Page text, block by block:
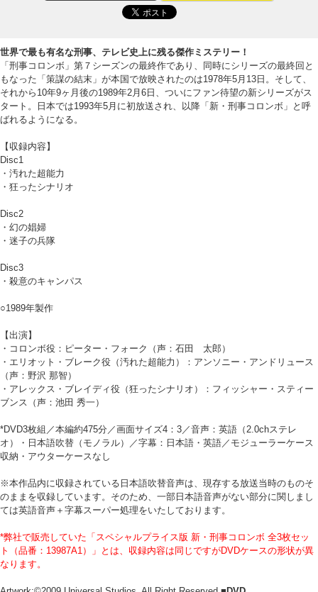
世界で最も有名な刑事、テレビ史上に残る傑作ミステリー！
「刑事コロンボ」第７シーズンの最終作であり、同時にシリーズの最終回と
もなった「策謀の結末」が本国で放映されたのは1978年5月13日。そして、
それから10年9ヶ月後の1989年2月6日、ついにファン待望の新シリーズがス
タート。日本では1993年5月に初放送され、以降「新・刑事コロンボ」と呼
ばれるようになる。
【収録内容】
Disc1
・汚れた超能力
・狂ったシナリオ
Disc2
・幻の娼婦
・迷子の兵隊
Disc3
・殺意のキャンパス
○1989年製作
【出演】
・コロンボ役：ピーター・フォーク（声：石田 太郎）
・エリオット・ブレーク役（汚れた超能力）：アンソニー・アンドリュース
（声：野沢 那智）
・アレックス・ブレイディ役（狂ったシナリオ）：フィッシャー・スティー
ブンス（声：池田 秀一）
*DVD3枚組／本編約475分／画面サイズ4：3／音声：英語（2.0chステレ
オ）・日本語吹替（モノラル）／字幕：日本語・英語／モジューラーケース
収納・アウターケースなし
※本作品内に収録されている日本語吹替音声は、現存する放送当時のものそ
のままを収録しています。そのため、一部日本語音声がない部分に関しまし
ては英語音声＋字幕スーパー処理をいたしております。
*弊社で販売していた「スペシャルプライス版 新・刑事コロンボ 全3枚セッ
ト（品番：13987A1）」とは、収録内容は同じですがDVDケースの形状が異
なります。